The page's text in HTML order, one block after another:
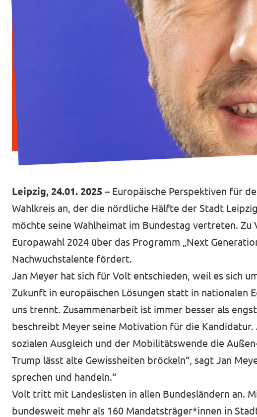
Transparenz
Datenschutz
Impressum
Leipzig, 24.01. 2025 – Europäische Perspektiven für
Wahlkreis an, der die nördliche Hälfte der Stadt
möchte seine Wahlheimat im Bundestag vertreten.
Europawahl 2024 über das Programm „Next
Nachwuchstalente fördert.
Jan Meyer hat sich für Volt entschieden, weil es sich
Zukunft in europäischen Lösungen statt in nationalen
uns trennt. Zusammenarbeit ist immer besser als
beschreibt Meyer seine Motivation für die
sozialen Ausgleich und der Mobilitätswende die
Trump lässt alte Gewissheiten bröckeln“, sagt Jan
sprechen und handeln.“
Volt tritt mit Landeslisten in allen Bundesländern an.
bundesweit mehr als 160 Mandatsträger*innen in